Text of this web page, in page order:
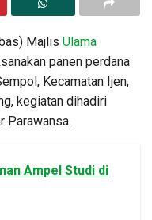
Majlis Ulama
panen perdana
Kecamatan Ijen,
kegiatan dihadiri
Parawansa.
Ampel Studi di